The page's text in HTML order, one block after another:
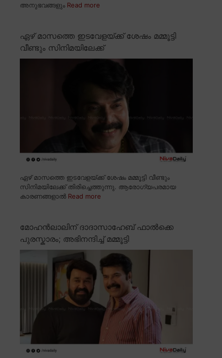
അനുഭവങ്ങളും Read more
ഏഴ് മാസത്തെ ഇടവേളയ്ക്ക് ശേഷം മമ്മൂട്ടി
വീണ്ടും സിനിമയിലേക്ക്
ഏഴ് മാസത്തെ ഇടവേളയ്ക്ക് ശേഷം മമ്മൂട്ടി വീണ്ടും
സിനിമയിലേക്ക് തിരിച്ചെത്തുന്നു. ആരോഗ്യപരമായ
കാരണങ്ങളാൽ Read more
മോഹൻലാലിന് ദാദാസാഹേബ് ഫാൽക്കെ
പുരസ്കാരം; അഭിനന്ദിച്ച് മമ്മൂട്ടി